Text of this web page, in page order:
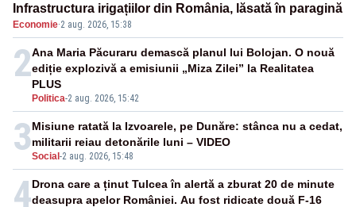
Infrastructura irigațiilor din România, lăsată în paragină
Economie·2 aug. 2026, 15:38
2
Politica-2 aug. 2026, 15:42
Ana Maria Păcuraru demască planul lui Bolojan. O nouă
ediție explozivă a emisiunii „Miza Zilei” la Realitatea
PLUS
3Social -2 aug. 2026, 15:48
Misiune ratată la Izvoarele, pe Dunăre: stânca nu a cedat,
militarii reiau detonările luni – VIDEO
4Drona care a ținut Tulcea în alertă a zburat 20 de minute
deasupra apelor României. Au fost ridicate două F-16